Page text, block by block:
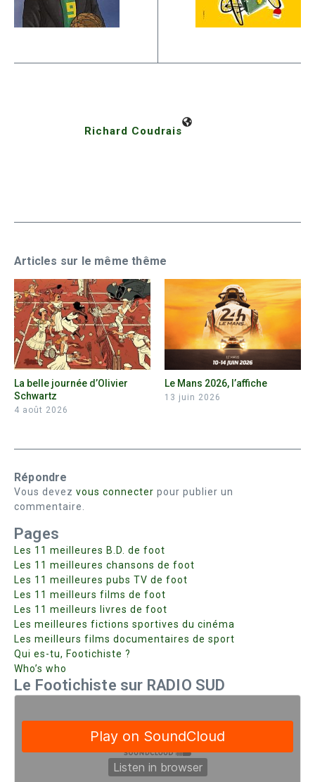
Richard Coudrais
Articles sur le même thême
La belle journée d’Olivier
Schwartz
4 août 2026
Le Mans 2026, l’affiche
13 juin 2026
Répondre
Vous devez vous connecter pour publier un
commentaire.
Pages
Les 11 meilleures B.D. de foot
Les 11 meilleures chansons de foot
Les 11 meilleures pubs TV de foot
Les 11 meilleurs films de foot
Les 11 meilleurs livres de foot
Les meilleures fictions sportives du cinéma
Les meilleurs films documentaires de sport
Qui es-tu, Footichiste ?
Who’s who
Le Footichiste sur RADIO SUD